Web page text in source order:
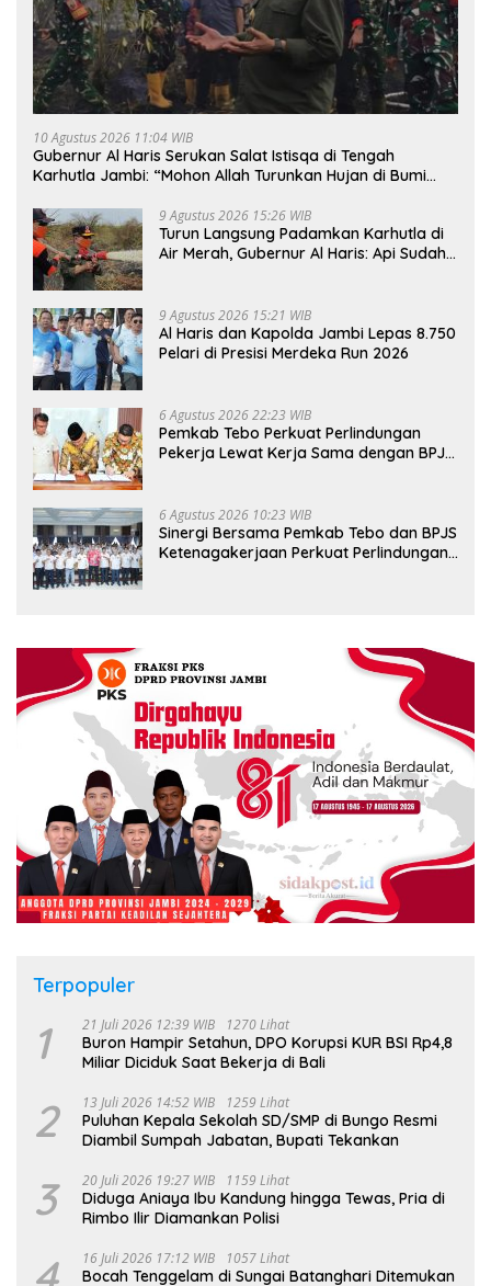
10 Agustus 2026 11:04 WIB
Gubernur Al Haris Serukan Salat Istisqa di Tengah
Karhutla Jambi: “Mohon Allah Turunkan Hujan di Bumi
9 Agustus 2026 15:26 WIB
Turun Langsung Padamkan Karhutla di
Air Merah, Gubernur Al Haris: Api Sudah
9 Agustus 2026 15:21 WIB
Al Haris dan Kapolda Jambi Lepas 8.750
Pelari di Presisi Merdeka Run 2026
6 Agustus 2026 22:23 WIB
Pemkab Tebo Perkuat Perlindungan
Pekerja Lewat Kerja Sama dengan BPJS
6 Agustus 2026 10:23 WIB
Sinergi Bersama Pemkab Tebo dan BPJS
Ketenagakerjaan Perkuat Perlindungan
Terpopuler
1 21 Juli 2026 12:39 WIB 1270 Lihat
Buron Hampir Setahun, DPO Korupsi KUR BSI Rp4,8
Miliar Diciduk Saat Bekerja di Bali
2 13 Juli 2026 14:52 WIB 1259 Lihat
Puluhan Kepala Sekolah SD/SMP di Bungo Resmi
Diambil Sumpah Jabatan, Bupati Tekankan
3 20 Juli 2026 19:27 WIB 1159 Lihat
Diduga Aniaya Ibu Kandung hingga Tewas, Pria di
Rimbo Ilir Diamankan Polisi
16 Juli 2026 17:12 WIB 1057 Lihat
Bocah Tenggelam di Sungai Batanghari Ditemukan